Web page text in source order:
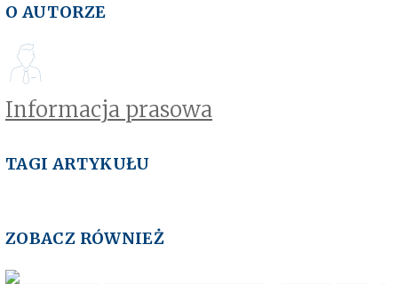
O AUTORZE
Informacja prasowa
TAGI ARTYKUŁU
ZOBACZ RÓWNIEŻ